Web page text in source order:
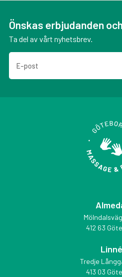
Önskas erbjudanden
Ta del av vårt nyhetsbrev.
412 63
Linné
Tredje
413 03